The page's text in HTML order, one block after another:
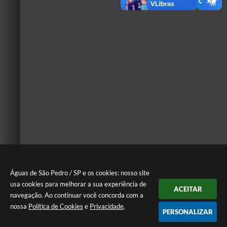
Águas de São Pedro / SP e os cookies: nosso site
usa cookies para melhorar a sua experiência de
navegação. Ao continuar você concorda com a
nossa Política de Cookies e Privacidade.
ACEITAR
PERSONALIZAR